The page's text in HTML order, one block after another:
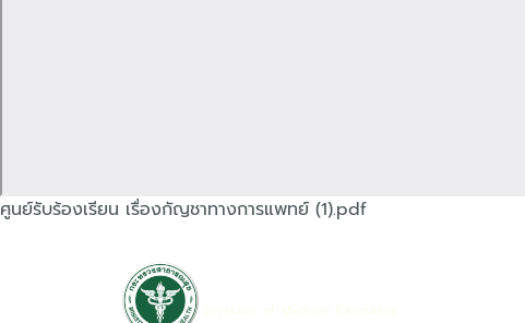
ศูนย์รับร้องเรียน เรื่องกัญชาทางการแพทย์ (1).pdf
Division of Medical Cannabis